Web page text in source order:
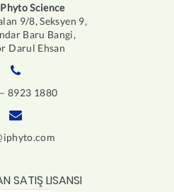
Science
9/8, Seksyen 9,
Baru Bangi,
Darul Ehsan
8923 1880
SATIŞ LISANSI